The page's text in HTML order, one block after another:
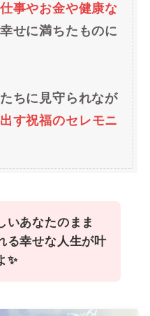
事やお金や健康な
せに満ちたものに
ちに見守られなが
す祝福のセレモニ
いあなたのまま
る幸せな人生が叶
✨